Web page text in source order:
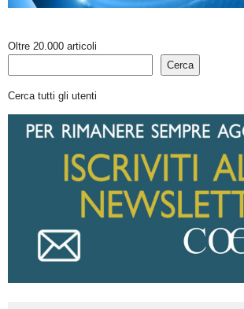
Oltre 20.000 articoli
Cerca
Cerca tutti gli utenti